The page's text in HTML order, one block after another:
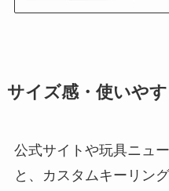
サイズ感・使いや
公式サイトや玩具ニュ
と、カスタムキーリン